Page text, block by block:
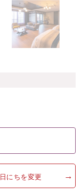
日にちを変更